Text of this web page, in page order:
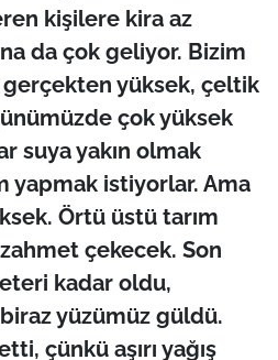
kişilere kira az
da çok geliyor. Bizim
yüksek, çeltik
çok yüksek
suya yakın olmak
yapmak istiyorlar. Ama
Örtü üstü tarım
çekecek. Son
kadar oldu,
yüzümüz güldü.
çünkü aşırı yağış